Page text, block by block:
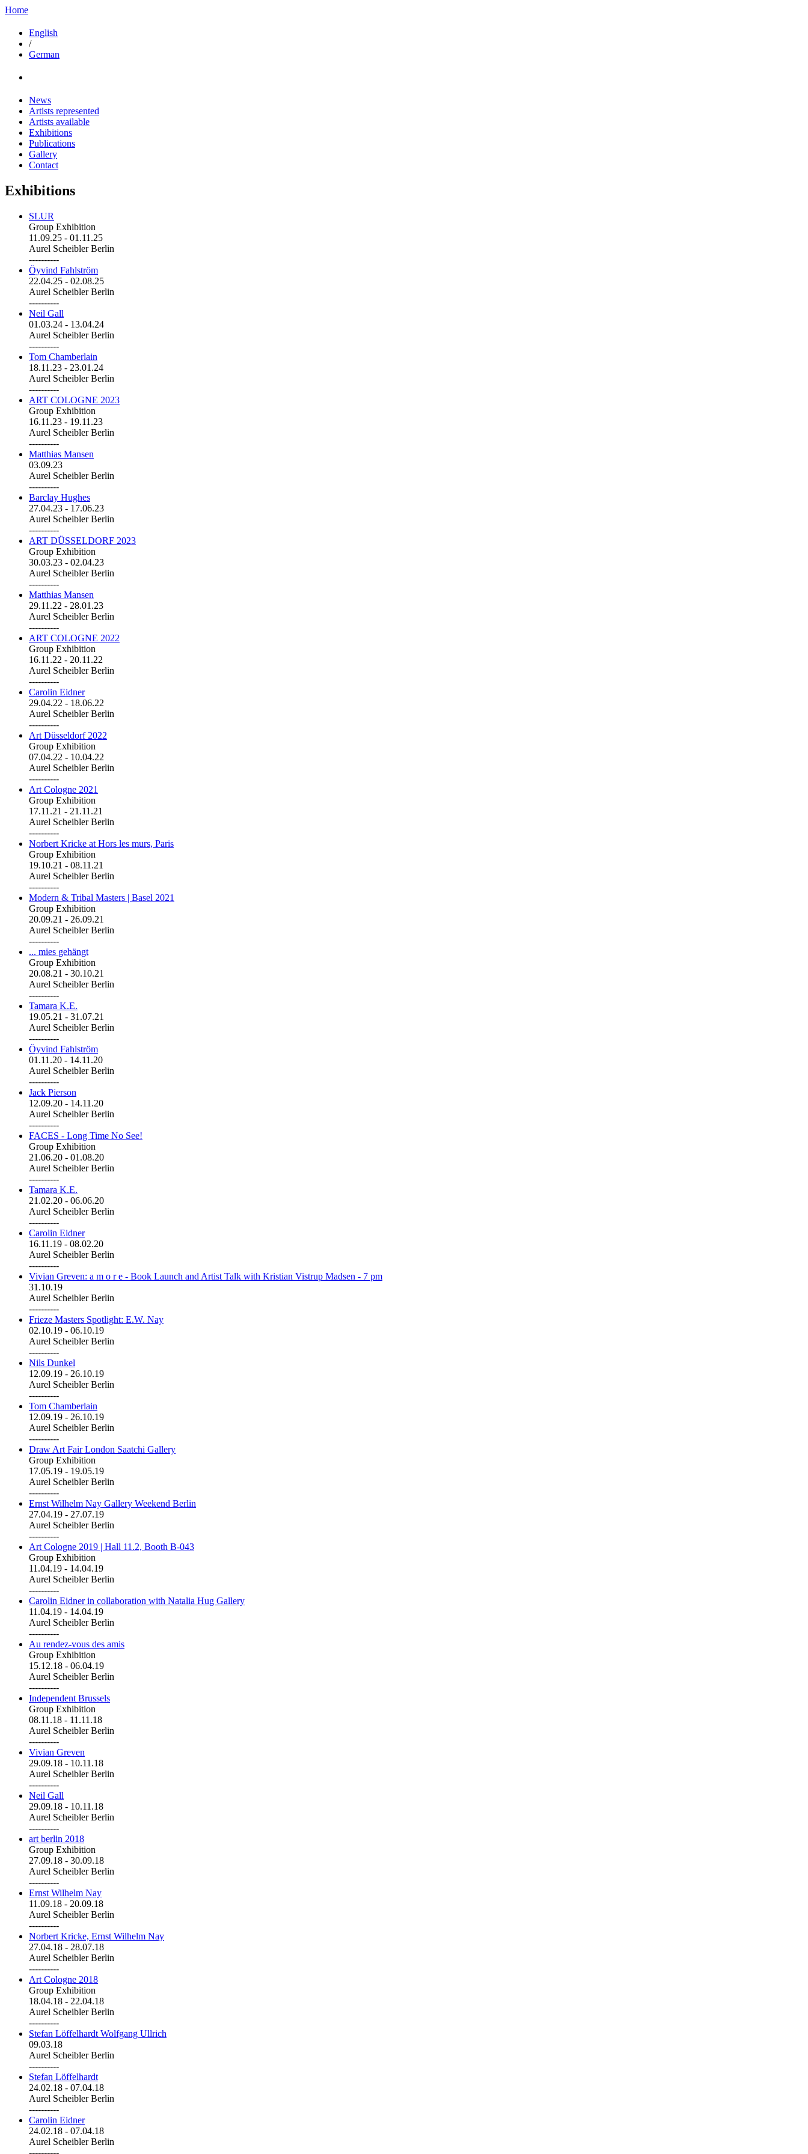
Home
English
/
German
News
Artists represented
Artists available
Exhibitions
Publications
Gallery
Contact
Exhibitions
SLUR
Group Exhibition
11.09.25 - 01.11.25
Aurel Scheibler Berlin
----------
Öyvind Fahlström
22.04.25 - 02.08.25
Aurel Scheibler Berlin
----------
Neil Gall
01.03.24 - 13.04.24
Aurel Scheibler Berlin
----------
Tom Chamberlain
18.11.23 - 23.01.24
Aurel Scheibler Berlin
----------
ART COLOGNE 2023
Group Exhibition
16.11.23 - 19.11.23
Aurel Scheibler Berlin
----------
Matthias Mansen
03.09.23
Aurel Scheibler Berlin
----------
Barclay Hughes
27.04.23 - 17.06.23
Aurel Scheibler Berlin
----------
ART DÜSSELDORF 2023
Group Exhibition
30.03.23 - 02.04.23
Aurel Scheibler Berlin
----------
Matthias Mansen
29.11.22 - 28.01.23
Aurel Scheibler Berlin
----------
ART COLOGNE 2022
Group Exhibition
16.11.22 - 20.11.22
Aurel Scheibler Berlin
----------
Carolin Eidner
29.04.22 - 18.06.22
Aurel Scheibler Berlin
----------
Art Düsseldorf 2022
Group Exhibition
07.04.22 - 10.04.22
Aurel Scheibler Berlin
----------
Art Cologne 2021
Group Exhibition
17.11.21 - 21.11.21
Aurel Scheibler Berlin
----------
Norbert Kricke at Hors les murs, Paris
Group Exhibition
19.10.21 - 08.11.21
Aurel Scheibler Berlin
----------
Modern & Tribal Masters | Basel 2021
Group Exhibition
20.09.21 - 26.09.21
Aurel Scheibler Berlin
----------
... mies gehängt
Group Exhibition
20.08.21 - 30.10.21
Aurel Scheibler Berlin
----------
Tamara K.E.
19.05.21 - 31.07.21
Aurel Scheibler Berlin
----------
Öyvind Fahlström
01.11.20 - 14.11.20
Aurel Scheibler Berlin
----------
Jack Pierson
12.09.20 - 14.11.20
Aurel Scheibler Berlin
----------
FACES - Long Time No See!
Group Exhibition
21.06.20 - 01.08.20
Aurel Scheibler Berlin
----------
Tamara K.E.
21.02.20 - 06.06.20
Aurel Scheibler Berlin
----------
Carolin Eidner
16.11.19 - 08.02.20
Aurel Scheibler Berlin
----------
Vivian Greven: a m o r e - Book Launch and Artist Talk with Kristian Vistrup Madsen - 7 pm
31.10.19
Aurel Scheibler Berlin
----------
Frieze Masters Spotlight: E.W. Nay
02.10.19 - 06.10.19
Aurel Scheibler Berlin
----------
Nils Dunkel
12.09.19 - 26.10.19
Aurel Scheibler Berlin
----------
Tom Chamberlain
12.09.19 - 26.10.19
Aurel Scheibler Berlin
----------
Draw Art Fair London Saatchi Gallery
Group Exhibition
17.05.19 - 19.05.19
Aurel Scheibler Berlin
----------
Ernst Wilhelm Nay Gallery Weekend Berlin
27.04.19 - 27.07.19
Aurel Scheibler Berlin
----------
Art Cologne 2019 | Hall 11.2, Booth B-043
Group Exhibition
11.04.19 - 14.04.19
Aurel Scheibler Berlin
----------
Carolin Eidner in collaboration with Natalia Hug Gallery
11.04.19 - 14.04.19
Aurel Scheibler Berlin
----------
Au rendez-vous des amis
Group Exhibition
15.12.18 - 06.04.19
Aurel Scheibler Berlin
----------
Independent Brussels
Group Exhibition
08.11.18 - 11.11.18
Aurel Scheibler Berlin
----------
Vivian Greven
29.09.18 - 10.11.18
Aurel Scheibler Berlin
----------
Neil Gall
29.09.18 - 10.11.18
Aurel Scheibler Berlin
----------
art berlin 2018
Group Exhibition
27.09.18 - 30.09.18
Aurel Scheibler Berlin
----------
Ernst Wilhelm Nay
11.09.18 - 20.09.18
Aurel Scheibler Berlin
----------
Norbert Kricke, Ernst Wilhelm Nay
27.04.18 - 28.07.18
Aurel Scheibler Berlin
----------
Art Cologne 2018
Group Exhibition
18.04.18 - 22.04.18
Aurel Scheibler Berlin
----------
Stefan Löffelhardt Wolfgang Ullrich
09.03.18
Aurel Scheibler Berlin
----------
Stefan Löffelhardt
24.02.18 - 07.04.18
Aurel Scheibler Berlin
----------
Carolin Eidner
24.02.18 - 07.04.18
Aurel Scheibler Berlin